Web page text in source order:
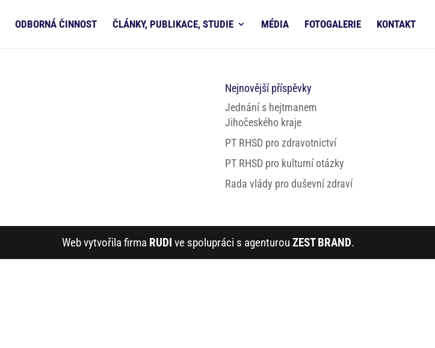
ODBORNÁ ČINNOST ČLÁNKY, PUBLIKACE, STUDIE MÉDIA FOTOGALERIE KONTAKT
Nejnovější příspěvky
Jednání s hejtmanem
Jihočeského kraje
PT RHSD pro zdravotnictví
PT RHSD pro kulturní otázky
Rada vlády pro duševní zdraví
Web vytvořila firma RUDI ve spolupráci s agenturou ZEST BRAND.